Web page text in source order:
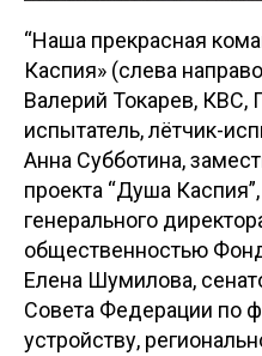
“Наша прекрасная
Каспия» (слева
Валерий Токарев, КВС,
испытатель, лётчик-
Анна Субботина,
проекта “Душа
генерального
общественностью
Елена Шумилова,
Совета Федерации по
устройству,